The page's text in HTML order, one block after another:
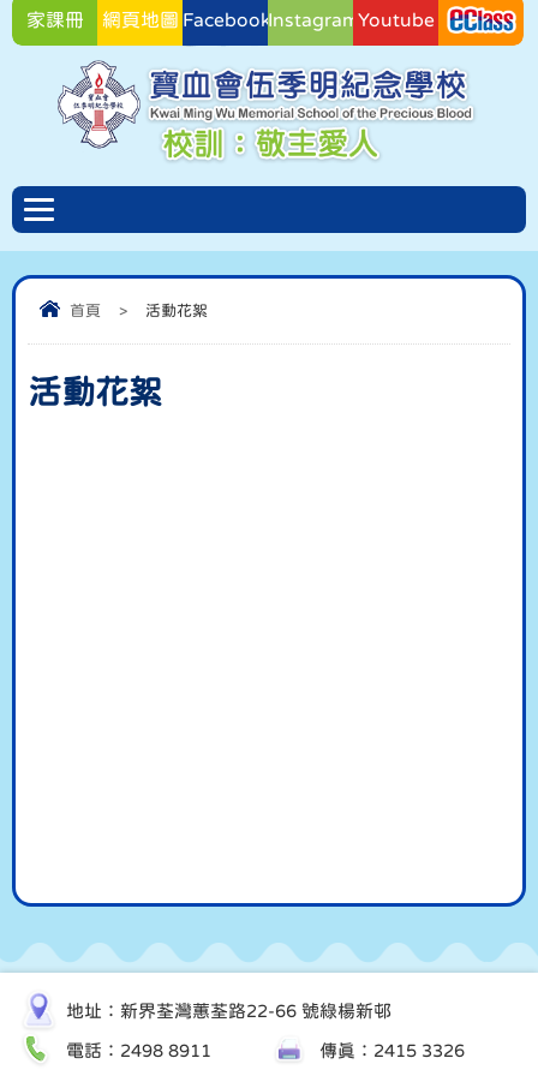
家課冊 網頁地圖 FacebookInstagramYoutube
首頁 > 活動花絮
活動花絮
地址：新界荃灣蕙荃路22-66 號綠楊新邨
電話：2498 8911 傳真：2415 3326